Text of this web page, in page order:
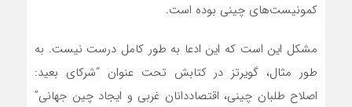
کمونیست‌های چینی بوده است.
مشکل این است که این ادعا به طور کامل درست نیست. به
طور مثال، گویرتز در کتابش تحت عنوان “شرکای بعید:
اصلاح طلبان چینی، اقتصاددانان غربی و ایجاد چین جهانی”